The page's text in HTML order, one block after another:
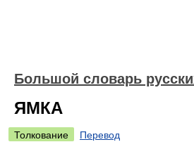
Большой словарь
ЯМКА
Толкование
Перевод